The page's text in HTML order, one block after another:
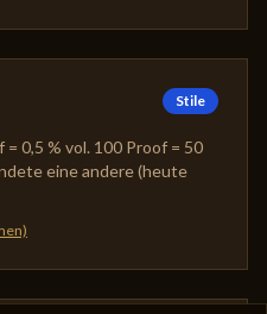
Stile
0,5 % vol. 100 Proof = 50
eine andere (heute